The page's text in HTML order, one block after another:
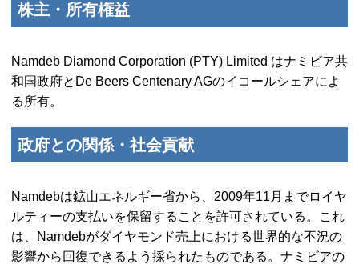
株主・所有権益
Namdeb Diamond Corporation (PTY) Limited はナミビア共
和国政府と De Beers Centenary AGのイコールシェアによ
る所有。
政府との関係・社会貢献
Namdebは鉱山エネルギー省から、2009年11月までロイヤ
ルティーの支払いを保留することを許可されている。これ
は、
Namdebがダイヤモンド売上における世界的な不況の
影響から回復できるよう採られたものである。ナミビアの